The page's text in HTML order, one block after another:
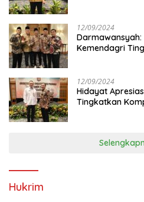
12/09/2024
Darmawansyah:
Kemendagri
12/09/2024
Hidayat
Tingkatkan
Hukrim